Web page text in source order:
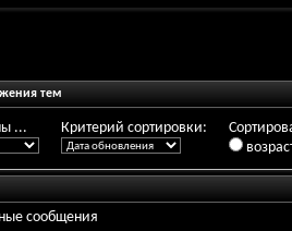
тем
... Критерий сортировки:
сообщения